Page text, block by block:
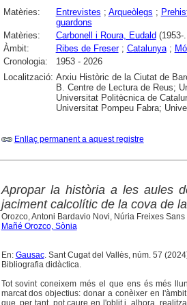
Matèries: Entrevistes ; Arqueòlegs ;
guardons
Matèries:
Carbonell i Roura, Eudald (1953-
Àmbit:
Ribes de Freser; Catalunya;
Cronologia:
1953 - 2026
Localització: Arxiu Històric de la Ciutat de
B. Centre de Lectura de Reus;
Universitat Politècnica de
Universitat Pompeu Fabra;
Enllaç permanent a aquest registre
Apropar la història a les aules
jaciment calcolític de la cova de
Orozco, Antoni Bardavio Novi, Núria Freixes Sans
Mañé Orozco, Sònia
En: Gausac. Sant Cugat del Vallès, núm. 57
Bibliografia didàctica.
Tot sovint coneixem més el que ens és més
marcat dos objectius: donar a conèixer en